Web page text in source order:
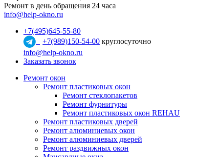
Ремонт в день обращения 24 часа
info@help-okno.ru
+7(495)645-55-80
+7(989)150-54-00 круглосуточно
info@help-okno.ru
Заказать звонок
Ремонт окон
Ремонт пластиковых окон
Ремонт стеклопакетов
Ремонт фурнитуры
Ремонт пластиковых окон REHAU
Ремонт пластиковых дверей
Ремонт алюминиевых окон
Ремонт алюминиевых дверей
Ремонт раздвижных окон